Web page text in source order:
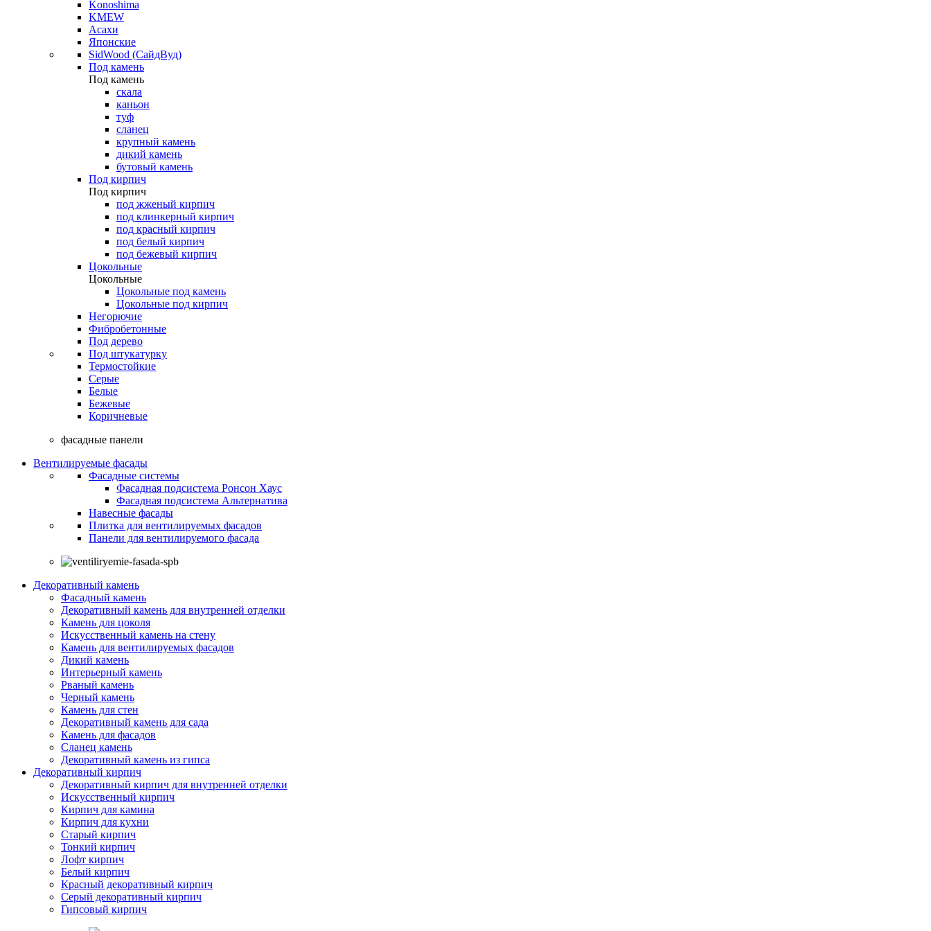
Konoshima
KMEW
Асахи
Японские
SidWood (СайдВуд)
Под камень
Под камень
скала
каньон
туф
сланец
крупный камень
дикий камень
бутовый камень
Под кирпич
Под кирпич
под жженый кирпич
под клинкерный кирпич
под красный кирпич
под белый кирпич
под бежевый кирпич
Цокольные
Цокольные
Цокольные под камень
Цокольные под кирпич
Негорючие
Фибробетонные
Под дерево
Под штукатурку
Термостойкие
Серые
Белые
Бежевые
Коричневые
фасадные панели
Вентилируемые фасады
Фасадные системы
Фасадная подсистема Ронсон Хаус
Фасадная подсистема Альтернатива
Навесные фасады
Плитка для вентилируемых фасадов
Панели для вентилируемого фасада
Декоративный камень
Фасадный камень
Декоративный камень для внутренней отделки
Камень для цоколя
Искусственный камень на стену
Камень для вентилируемых фасадов
Дикий камень
Интерьерный камень
Рваный камень
Черный камень
Камень для стен
Декоративный камень для сада
Камень для фасадов
Сланец камень
Декоративный камень из гипса
Декоративный кирпич
Декоративный кирпич для внутренней отделки
Искусственный кирпич
Кирпич для камина
Кирпич для кухни
Старый кирпич
Тонкий кирпич
Лофт кирпич
Белый кирпич
Красный декоративный кирпич
Серый декоративный кирпич
Гипсовый кирпич